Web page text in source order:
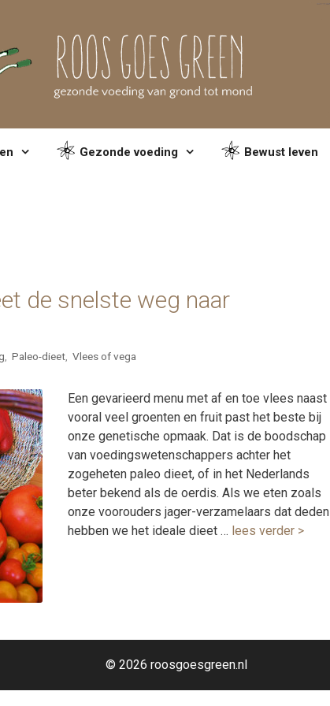
Gezonde voeding Bewust leven
de snelste weg naar
, Paleo-dieet, Vlees of vega
Een gevarieerd menu met af en toe vlees naast
vooral veel groenten en fruit past het beste bij
onze genetische opmaak. Dat is de boodschap
van voedingswetenschappers achter het
zogeheten paleo dieet, of in het Nederlands
beter bekend als de oerdis. Als we eten zoals
onze voorouders jager-verzamelaars dat deden
hebben we het ideale dieet … lees verder >
© 2026 roosgoesgreen.nl